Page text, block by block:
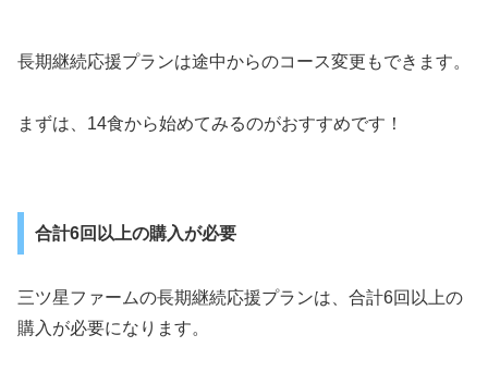
長期継続応援プランは途中からのコース変更もできます。
まずは、14食から始めてみるのがおすすめです！
合計6回以上の購入が必要
三ツ星ファームの長期継続応援プランは、合計6回以上の
購入が必要になります。